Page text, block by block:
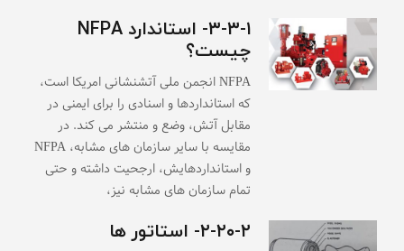
۳-۳-۱- استاندارد NFPA
چیست؟
NFPA انجمن ملی آتشنشانی امریکا است،
که استانداردها و اسنادی را برای ایمنی در
مقابل آتش، وضع و منتشر می کند. در
مقایسه با سایر سازمان های مشابه، NFPA
و استانداردهایش، ارجحیت داشته و حتی
تمام سازمان های مشابه نیز،
۲-۲۰-۲- استاتور ها